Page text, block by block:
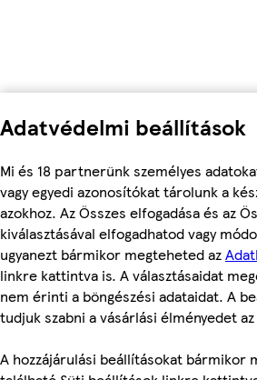
Adatvédelmi beállítások
Mi és 18 partnerünk személyes
vagy egyedi azonosítókat tárolunk a
azokhoz. Az Összes elfogadása és az
kiválasztásával elfogadhatod vagy
ugyanezt bármikor megteheted az
linkre kattintva is. A választásaidat
nem érinti a böngészési adataidat. A
tudjuk szabni a vásárlási élményedet
A hozzájárulási beállításokat bármikor